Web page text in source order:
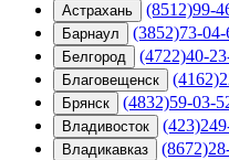
Астрахань (8512)99-
Барнаул (3852)73-04-
Белгород (4722)40-
Благовещенск
Брянск (4832)59-03-
Владивосток
Владикавказ